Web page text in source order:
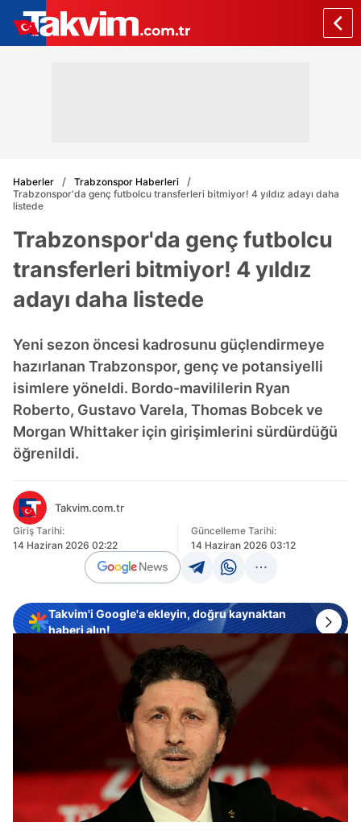
Haberler
Trabzonspor Haberleri
Trabzonspor'da genç futbolcu transferleri bitmiyor! 4 yıldız adayı daha
listede
Trabzonspor'da genç futbolcu
transferleri bitmiyor! 4 yıldız
adayı daha listede
Yeni sezon öncesi kadrosunu güçlendirmeye
hazırlanan Trabzonspor, genç ve potansiyelli
isimlere yöneldi. Bordo-mavililerin Ryan
Roberto, Gustavo Varela, Thomas Bobcek ve
Morgan Whittaker için girişimlerini sürdürdüğü
öğrenildi.
Takvim.com.tr
Giriş Tarihi:
14 Haziran 2026 02:22
Güncelleme Tarihi:
14 Haziran 2026 03:12
Takvim'i Google'a ekleyin, doğru kaynaktan
haberi alın!